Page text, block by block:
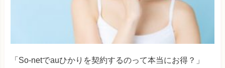
「So-netでauひかりを契約するのって本当にお得？」